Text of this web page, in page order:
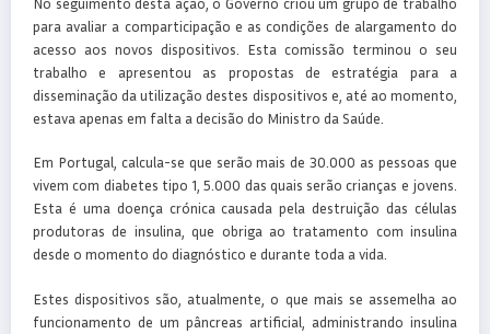
para avaliar a comparticipação e as condições de alargamento do
acesso aos novos dispositivos. Esta comissão terminou o seu
trabalho e apresentou as propostas de estratégia para a
disseminação da utilização destes dispositivos e, até ao momento,
estava apenas em falta a decisão do Ministro da Saúde.
Em Portugal, calcula-se que serão mais de 30.000 as pessoas que
vivem com diabetes tipo 1, 5.000 das quais serão crianças e jovens.
Esta é uma doença crónica causada pela destruição das células
produtoras de insulina, que obriga ao tratamento com insulina
desde o momento do diagnóstico e durante toda a vida.
Estes dispositivos são, atualmente, o que mais se assemelha ao
funcionamento de um pâncreas artificial, administrando insulina